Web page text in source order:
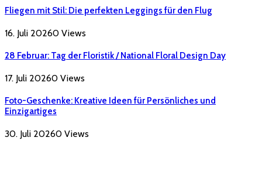
Fliegen mit Stil: Die perfekten Leggings für den Flug
16. Juli 20260 Views
28 Februar: Tag der Floristik / National Floral Design Day
17. Juli 20260 Views
Foto-Geschenke: Kreative Ideen für Persönliches und
Einzigartiges
30. Juli 20260 Views